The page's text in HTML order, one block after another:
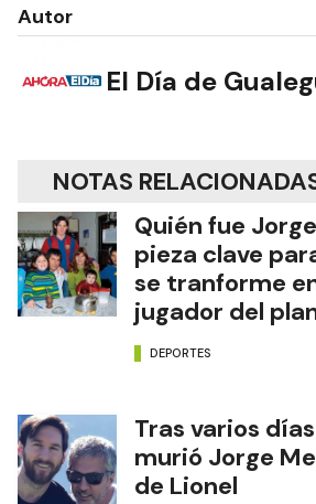
Autor
El Día de
NOTAS
Quién fue
pieza clave
se tranforme
jugador del
DEPORTES
Tras varios
murió Jorge
de Lionel